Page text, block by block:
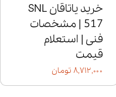
خرید یاتاقان SNL
517 | مشخصات
فنی | استعلام
قیمت
۸,۷۱۲,۰۰۰ تومان